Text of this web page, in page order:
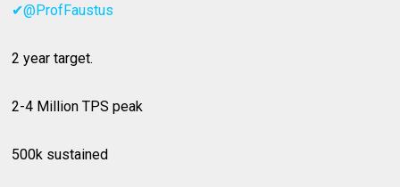
✔@ProfFaustus
2 year target.
2-4 Million TPS peak
500k sustained